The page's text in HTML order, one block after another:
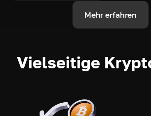
Mehr erfahren
Vielseitige